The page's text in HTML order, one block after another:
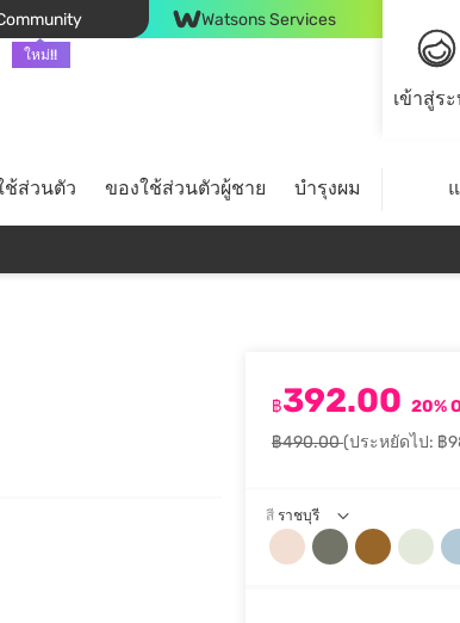
ใหม่!!
Watsons Services
เข้าสู่ร
ช้ส่วนตัว ของใช้ส่วนตัวผู้ชาย บำรุงผม ไลฟ์สไ
฿392.00 20%
฿490.00(ประหยัดไป: ฿
สี ราชบุรี